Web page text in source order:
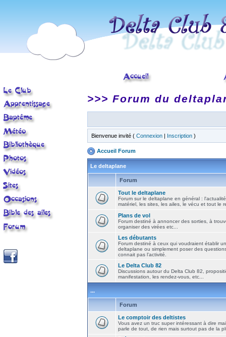
>>> Forum du
Bienvenue invité ( Connexion | Inscription )
Accueil Forum
Le deltaplane
Forum
Tout le deltaplane
Forum sur le deltaplane en général :
matériel, les sites, les ailes, le vécu et tout le
Plans de vol
Forum destiné à annoncer des sorties, à
organiser des virées etc...
Les débutants
Forum destiné à ceux qui voudraient établir
deltaplane ou simplement poser des
connait pas l'activité.
Le Delta Club 82
Discussions autour du Delta Club 82,
manifestation, les rendez-vous, etc...
...
Forum
Le comptoir des deltistes
Vous avez un truc super intéressant à dire
parle de tout, de rien mais surtout pas de la